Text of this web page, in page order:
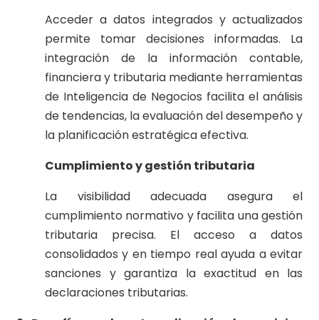
Acceder a datos integrados y actualizados
permite tomar decisiones informadas. La
integración de la información contable,
financiera y tributaria mediante herramientas
de Inteligencia de Negocios facilita el análisis
de tendencias, la evaluación del desempeño y
la planificación estratégica efectiva.
Cumplimiento y gestión tributaria
La visibilidad adecuada asegura el
cumplimiento normativo y facilita una gestión
tributaria precisa. El acceso a datos
consolidados y en tiempo real ayuda a evitar
sanciones y garantiza la exactitud en las
declaraciones tributarias.